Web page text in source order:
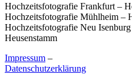
Hochzeitsfotografie Frankfurt –
Hochzeitsfotografie Mühlheim –
Hochzeitsfotografie Neu
Heusenstamm
Impressum –
Datenschutzerklärung